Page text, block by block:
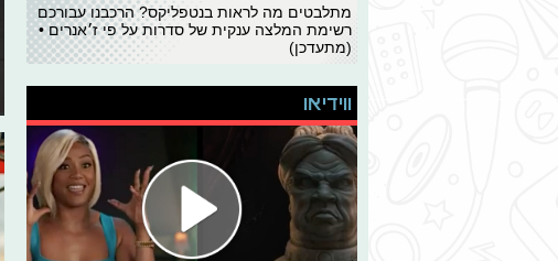
מתלבטים מה לראות בנטפליקס? הרכבנו עבורכם
רשימת המלצה ענקית של סדרות על פי ז׳אנרים •
(מתעדכן)
ווידיאו